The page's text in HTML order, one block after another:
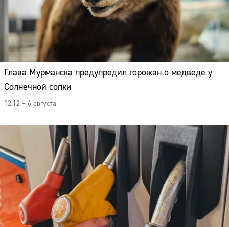
Глава Мурманска предупредил горожан о медведе у
Солнечной сопки
12:12 – 6 августа